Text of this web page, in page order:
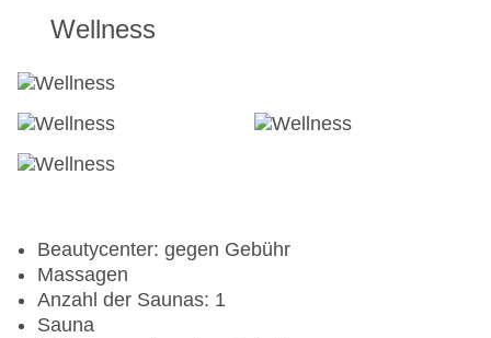
Wellness
Beautycenter: gegen Gebühr
Massagen
Anzahl der Saunas: 1
Sauna